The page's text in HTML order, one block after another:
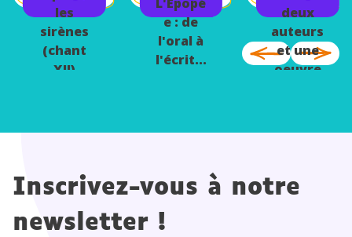
les
sirènes
(chant
XII)
e : de
l'oral à
l'écrit...
eux...
deux
auteurs
et une
oeuvre
Inscrivez-vous à notre
newsletter !